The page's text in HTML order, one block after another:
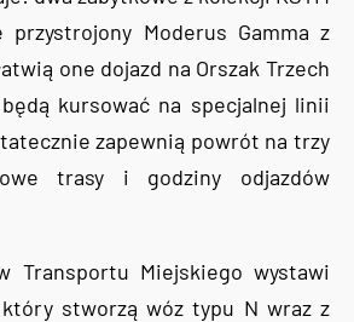
przystrojony Moderus Gamma z
one dojazd na Orszak Trzech
kursować na specjalnej linii
zapewnią powrót na trzy
trasy i godziny odjazdów
Transportu Miejskiego wystawi
który stworzą wóz typu N wraz z